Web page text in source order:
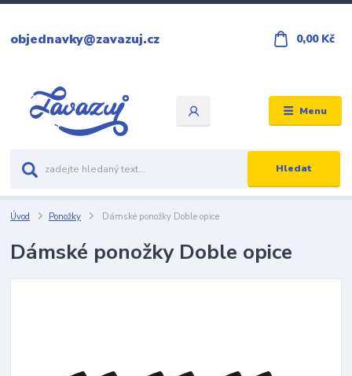
Menu
Hledat
objednavky@zavazuj.cz 0,00 Kč
Úvod Ponožky Dámské ponožky Doble opice
Dámské ponožky Doble opice